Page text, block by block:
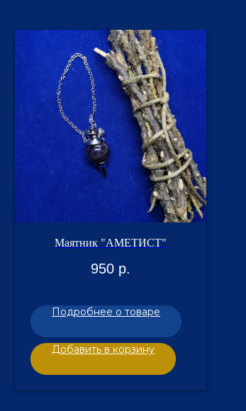
Маятник "АМЕТИСТ"
950 р.
Подробнее о товаре
Добавить в корзину